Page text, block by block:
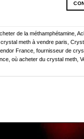
de la méthamphétamine,
crystal meth à vendre paris,
France, fournisseur de
, où acheter du crystal meth,